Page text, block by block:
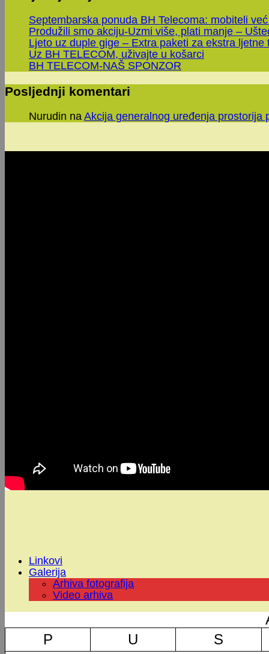
Septembarska ponuda BH Telecoma: mobiteli
Produžili smo akciju-Uzmi više, plati manje –
Ljeto uz duple gige – Extra paketi za ekstra ljetne
Uz BH TELECOM, uživajte u košarci
BH TELECOM-NAŠ SPONZOR
Posljednji komentari
Nurudin na Akcija generalnog uređenja prostorija
Linkovi
Galerija
Arhiva fotografija
Video arhiva
P
U S